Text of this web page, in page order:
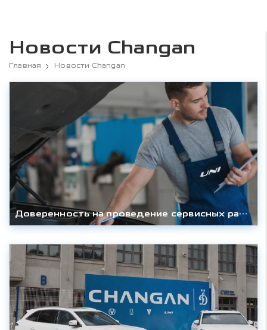
Новости Changan
Главная Новости Changan
Доверенность на проведение сервисных работ